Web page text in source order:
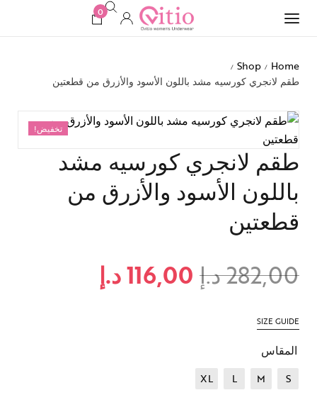
0
Home
/
Shop
/
طقم لانجري كورسيه مشد باللون الأسود والأزرق من قطعتين
تخفيض!
طقم لانجري كورسيه مشد
باللون الأسود والأزرق من
قطعتين
282,00د.إ 116,00د.إ
SIZE GUIDE
المقاس
S
M
L
XL